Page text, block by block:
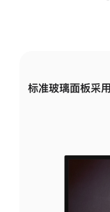
标准玻璃面板采